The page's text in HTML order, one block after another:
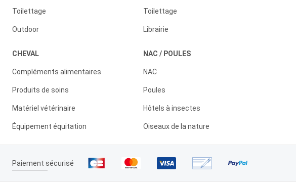
Toilettage
Outdoor
CHEVAL
Compléments alimentaires
Produits de soins
Matériel vétérinaire
Équipement équitation
Toilettage
Librairie
NAC / POULES
NAC
Poules
Hôtels à insectes
Oiseaux de la nature
Paiement sécurisé